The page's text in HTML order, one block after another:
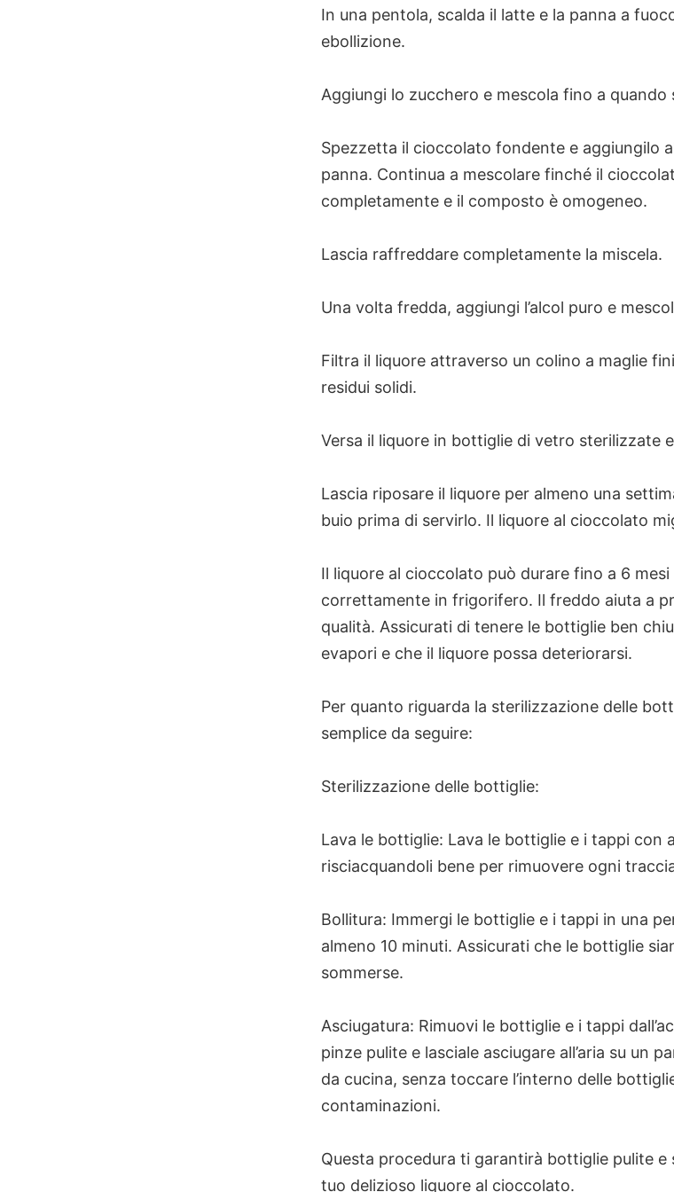
In una pentola, scalda il latte e la panna a
ebollizione.
Aggiungi lo zucchero e mescola fino a
Spezzetta il cioccolato fondente e aggiungilo
panna. Continua a mescolare finché il
completamente e il composto è omogeneo.
Lascia raffreddare completamente la miscela.
Una volta fredda, aggiungi l’alcol puro e
Filtra il liquore attraverso un colino a maglie
residui solidi.
Versa il liquore in bottiglie di vetro sterilizzate
Lascia riposare il liquore per almeno una
buio prima di servirlo. Il liquore al cioccolato
Il liquore al cioccolato può durare fino a 6
correttamente in frigorifero. Il freddo aiuta a
qualità. Assicurati di tenere le bottiglie ben
evapori e che il liquore possa deteriorarsi.
Per quanto riguarda la sterilizzazione delle
semplice da seguire:
Sterilizzazione delle bottiglie:
Lava le bottiglie: Lava le bottiglie e i tappi con
risciacquandoli bene per rimuovere ogni
Bollitura: Immergi le bottiglie e i tappi in una
almeno 10 minuti. Assicurati che le bottiglie
sommerse.
Asciugatura: Rimuovi le bottiglie e i tappi
pinze pulite e lasciale asciugare all’aria su un
da cucina, senza toccare l’interno delle
contaminazioni.
Questa procedura ti garantirà bottiglie pulite e
tuo delizioso liquore al cioccolato.